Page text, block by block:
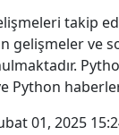
takip
gelişmeler ve
Python
01, 2025